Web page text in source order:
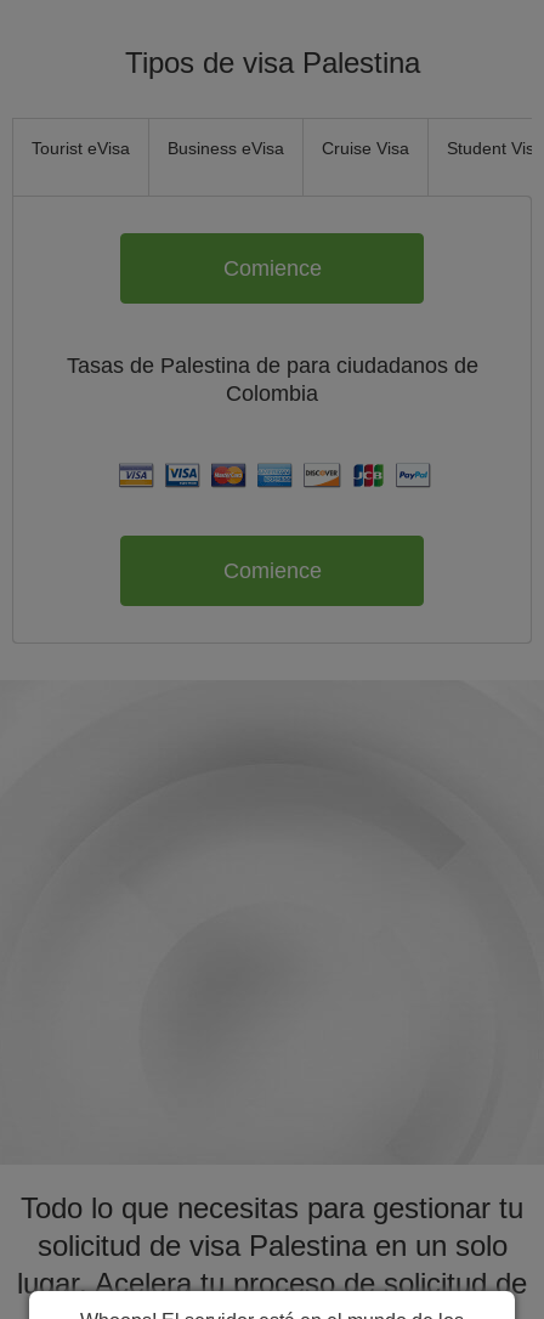
Tipos de visa Palestina
Tourist eVisa Business eVisa Cruise Visa Student Visa
Comience
Tasas de Palestina de para ciudadanos de
Colombia
Comience
Todo lo que necesitas para gestionar tu
solicitud de visa Palestina en un solo
lugar. Acelera tu proceso de solicitud de